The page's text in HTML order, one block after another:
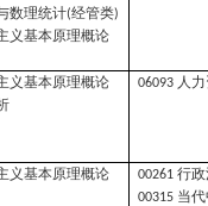
数理统计(经管类)
义基本原理概论
义基本原理概论 06093 人
义基本原理概论 00261行
00315 当